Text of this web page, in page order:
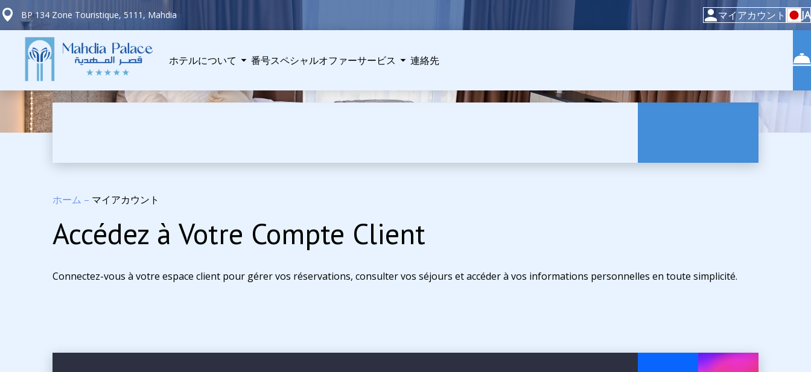
BP 134 Zone Touristique, 5111, Mahdia マイアカウント JA
ホテルについて 番号スペシャルオファーサービス 連絡先
ホーム – マイアカウント
Accédez à Votre Compte Client
Connectez-vous à votre espace client pour gérer vos réservations, consulter vos séjours et accéder à vos informations personnelles en toute simplicité.